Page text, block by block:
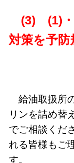
(3) (1)・
対策を予防
給油取扱所
リンを詰め替
でご相談くだ
れる皆様もご
す。